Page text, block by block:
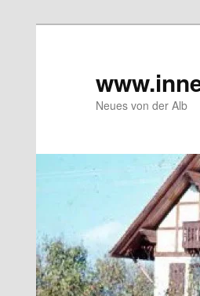
Neues von der Alb